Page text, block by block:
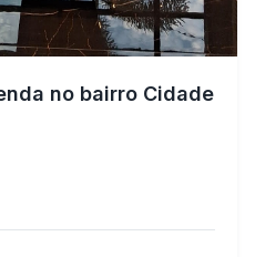
no bairro Cidade